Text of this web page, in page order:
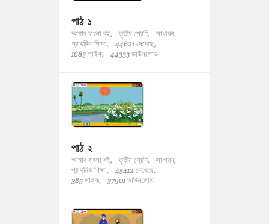
পাঠ ১
আমার বাংলা বই, তৃতীয় শ্রেণি,
সাধারন,
প্রাথমিক শিক্ষা,
44621 দেখেছে,
1683 লাইক,
44333 ডাউনলোড
পাঠ ২
আমার বাংলা বই, তৃতীয় শ্রেণি,
সাধারন,
প্রাথমিক শিক্ষা,
45412 দেখেছে,
385 লাইক,
37901 ডাউনলোড